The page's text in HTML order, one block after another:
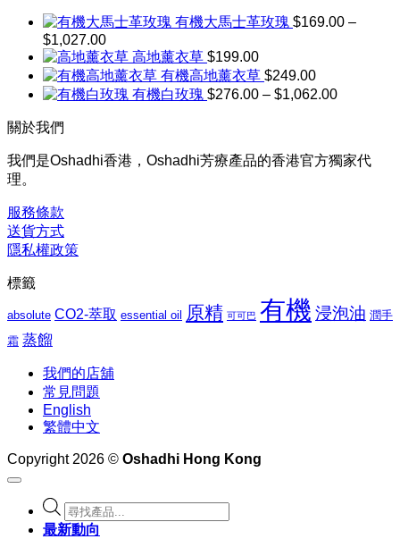
有機大馬士革玫瑰 $169.00 –
$1,027.00價
格
範
圍：
高地薰衣草 $199.00
有機高地薰衣草 $249.00
有機白玫瑰 $276.00 – $1,062.00價
圍：
$276.00
關於我們
我們是Oshadhi香港，Oshadhi芳療產品的香港官方獨家代
理。
服務條款
送貨方式
隱私權政策
標籤
absolute CO2-萃取 essential oil 原精 可可巴 有機 浸泡油 潤手
霜 蒸餾
我們的店舖
常見問題
English
繁體中文
Copyright 2026 © Oshadhi Hong Kong
Products
search
最新動向